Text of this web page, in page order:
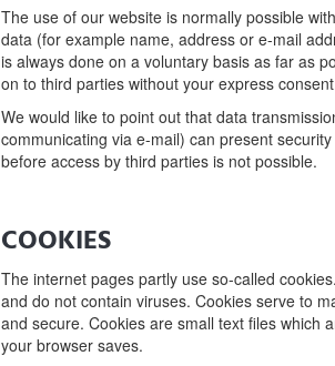
The use of our website is normally possible
data (for example name, address or e-mail
is always done on a voluntary basis as far as
on to third parties without your express
We would like to point out that data
communicating via e-mail) can present
before access by third parties is not possible.
COOKIES
The internet pages partly use so-called
and do not contain viruses. Cookies serve to
and secure. Cookies are small text files which
your browser saves.